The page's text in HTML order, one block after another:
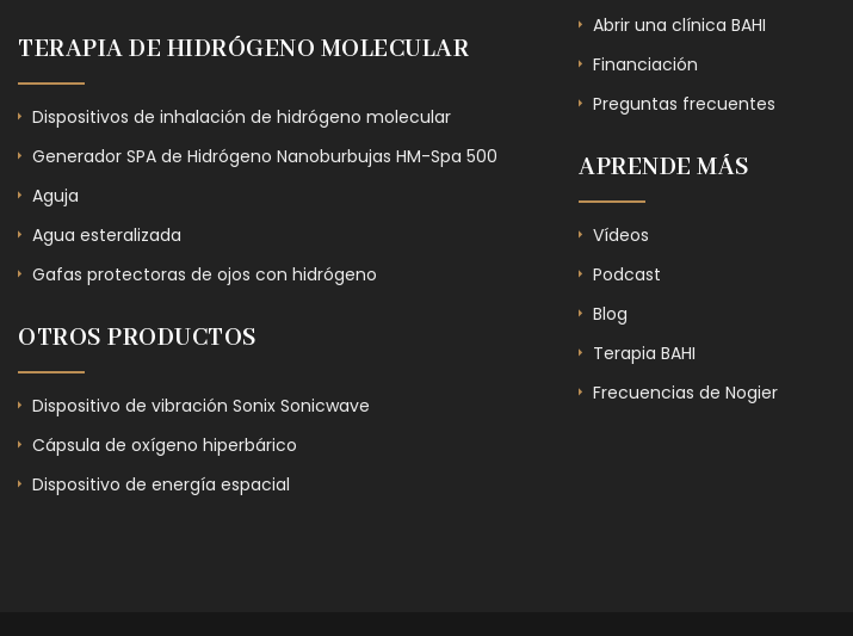
TERAPIA DE HIDRÓGENO MOLECULAR
Dispositivos de inhalación de hidrógeno molecular
Generador SPA de Hidrógeno Nanoburbujas HM-Spa 500
Aguja
Agua esteralizada
Gafas protectoras de ojos con hidrógeno
OTROS PRODUCTOS
Dispositivo de vibración Sonix Sonicwave
Cápsula de oxígeno hiperbárico
Dispositivo de energía espacial
Abrir una clínica BAHI
Financiación
Preguntas frecuentes
APRENDE MÁS
Vídeos
Podcast
Blog
Terapia BAHI
Frecuencias de Nogier